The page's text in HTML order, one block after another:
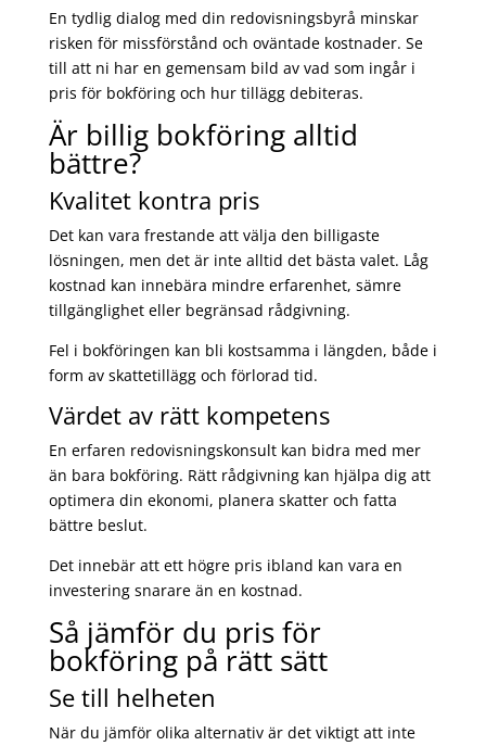
En tydlig dialog med din redovisningsbyrå minskar
risken för missförstånd och oväntade kostnader. Se
till att ni har en gemensam bild av vad som ingår i
pris för bokföring och hur tillägg debiteras.
Är billig bokföring alltid
bättre?
Kvalitet kontra pris
Det kan vara frestande att välja den billigaste
lösningen, men det är inte alltid det bästa valet. Låg
kostnad kan innebära mindre erfarenhet, sämre
tillgänglighet eller begränsad rådgivning.
Fel i bokföringen kan bli kostsamma i längden, både i
form av skattetillägg och förlorad tid.
Värdet av rätt kompetens
En erfaren redovisningskonsult kan bidra med mer
än bara bokföring. Rätt rådgivning kan hjälpa dig att
optimera din ekonomi, planera skatter och fatta
bättre beslut.
Det innebär att ett högre pris ibland kan vara en
investering snarare än en kostnad.
Så jämför du pris för
bokföring på rätt sätt
Se till helheten
När du jämför olika alternativ är det viktigt att inte